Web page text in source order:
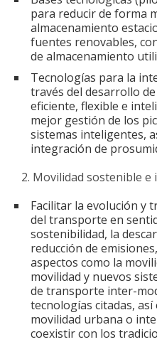
para reducir de forma
almacenamiento
fuentes renovables,
de almacenamiento
Tecnologías para la
través del desarrollo
eficiente, flexible e
mejor gestión de los
sistemas inteligentes,
integración de
Movilidad sostenible e
Facilitar la evolución y
del transporte en
sostenibilidad, la
reducción de
aspectos como la
movilidad y nuevos
de transporte inter-
tecnologías citadas,
movilidad urbana o
coexistir con los